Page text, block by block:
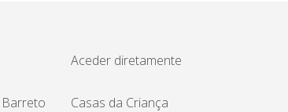
Aceder diretamente
Casas da Criança